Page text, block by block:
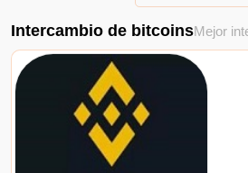
Intercambio de bitcoinsMejor